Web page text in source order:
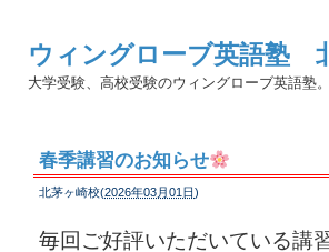
ウィングローブ英語塾
大学受験、高校受験のウィングローブ英語塾
春季講習のお知らせ
北茅ヶ崎校(2026年03月01日)
毎回ご好評いただいている講